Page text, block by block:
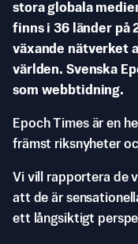
stora globala
finns i 36 länder på
växande nätverket
världen. Svenska
som webbtidning.
Epoch Times är en
främst riksnyheter
Vi vill rapportera de
att de är
ett långsiktigt